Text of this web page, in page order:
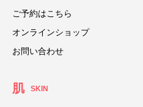
ご予約はこちら
オンラインショップ
お問い合わせ
肌 SKIN